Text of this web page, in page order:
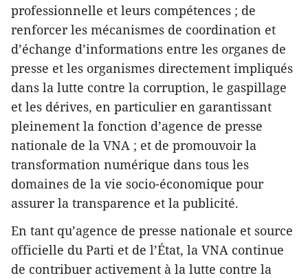
professionnelle et leurs compétences ; de
renforcer les mécanismes de coordination et
d’échange d’informations entre les organes de
presse et les organismes directement impliqués
dans la lutte contre la corruption, le gaspillage
et les dérives, en particulier en garantissant
pleinement la fonction d’agence de presse
nationale de la VNA ; et de promouvoir la
transformation numérique dans tous les
domaines de la vie socio-économique pour
assurer la transparence et la publicité.
En tant qu’agence de presse nationale et source
officielle du Parti et de l’État, la VNA continue
de contribuer activement à la lutte contre la